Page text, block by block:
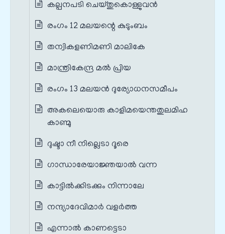
കല്പനപടി ചെയ്തുകൊള്ളുവൻ
രംഗം 12 മലയന്റെ കുടുംബം
തന്വികളണിമണി മാലികേ
മാന്ത്രികേന്ദ്ര മൽ പ്രിയ
രംഗം 13 മലയൻ ദുര്യോധനസമീപം
അകലെയൊരു കാളിമയെന്തതുലമിഹ
കാണ്മു
ദുഷ്ടാ നീ നില്ലെടാ ദൂരെ
ഗാന്ധാരേയാജ്ഞയാൽ വന്ന
കാട്ടിൽക്കിടക്കും നിന്നാലേ
നന്ദ്യാദേവിമാർ വളർത്ത
എന്നാൽ കാണട്ടെടാ